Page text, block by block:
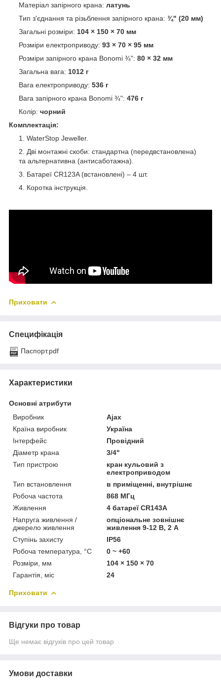
Матеріал запірного крана: латунь
Тип з'єднання та різьблення запірного крана: ¾" (20 мм)
Загальні розміри: 104 × 150 × 70 мм
Розміри електроприводу: 93 × 70 × 95 мм
Розміри запірного крана Bonomi ¾": 80 × 32 мм
Загальна вага: 1012 г
Вага електроприводу: 536 г
Вага запірного крана Bonomi ¾": 476 г
Колір: чорний
Комплектація:
WaterStop Jeweller.
Дві монтажні скоби: стандартна (передвстановлена)
та альтернативна (антисаботажна).
Батареї CR123A (встановлені) – 4 шт.
Коротка інструкція.
Приховати
Специфікація
Паспорт.pdf
Характеристики
Основні атрибути
Виробник
Ajax
Країна виробник
Україна
Інтерфейс
Провідний
Діаметр крана
3/4"
Тип пристрою
кран кульовий з
електроприводом
Тип встановлення
в приміщенні, внутрішнє
Робоча частота
868 МГц
Живлення
4 батареї CR143A
Напруга живлення /
джерело живлення
опціональне зовнішнє
живлення 9-12 В, 2 А
Ступінь захисту
IP56
Робоча температура, °C
0 ~ +60
Розміри, мм
104 × 150 × 70
Гарантія, міс
24
Приховати
Відгуки про товар
Ще немає відгуків про цей товар
Умови доставки